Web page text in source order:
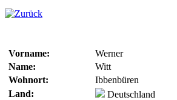
Vorname:
Werner
Name:
Witt
Wohnort:
Ibbenbüren
Land:
Deutschland